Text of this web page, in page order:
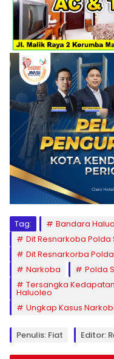
Tag: Bandara
Dit Resnarkoba Polda
Dit Resnarkorba
Narkoba
Polda
Tersangka
Haluoleo
Ungkap Kasus
Penulis: Fiat Editor: